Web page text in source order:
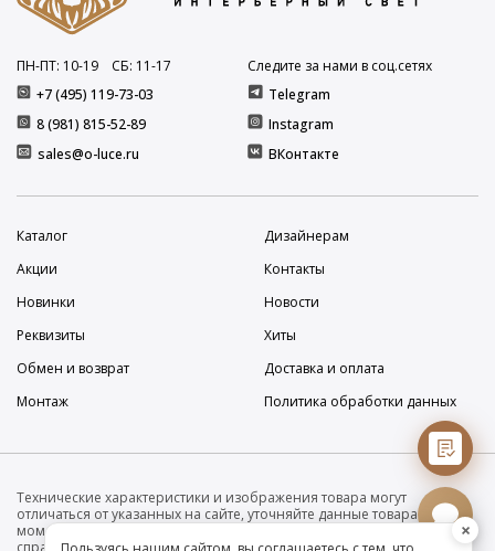
+7 (495) 119-73-03
8 (981) 815-52-89
ПН-ПТ: 10-19 СБ: 11-17
sales@o-luce.ru
Следите за нами в соц.сетях
Telegram
Instagram
ВКонтакте
Каталог
Дизайнерам
Акции
Контакты
Новинки
Новости
Реквизиты
Хиты
Обмен и возврат
Доставка и оплата
Монтаж
Политика обработки данных
Технические характеристики и изображения товара могут
отличаться от указанных на сайте, уточняйте данные товара на
момент покупки и оплаты. Вся информация на сайте о товарах носит
справочный характер и не является публичной офертой в
×